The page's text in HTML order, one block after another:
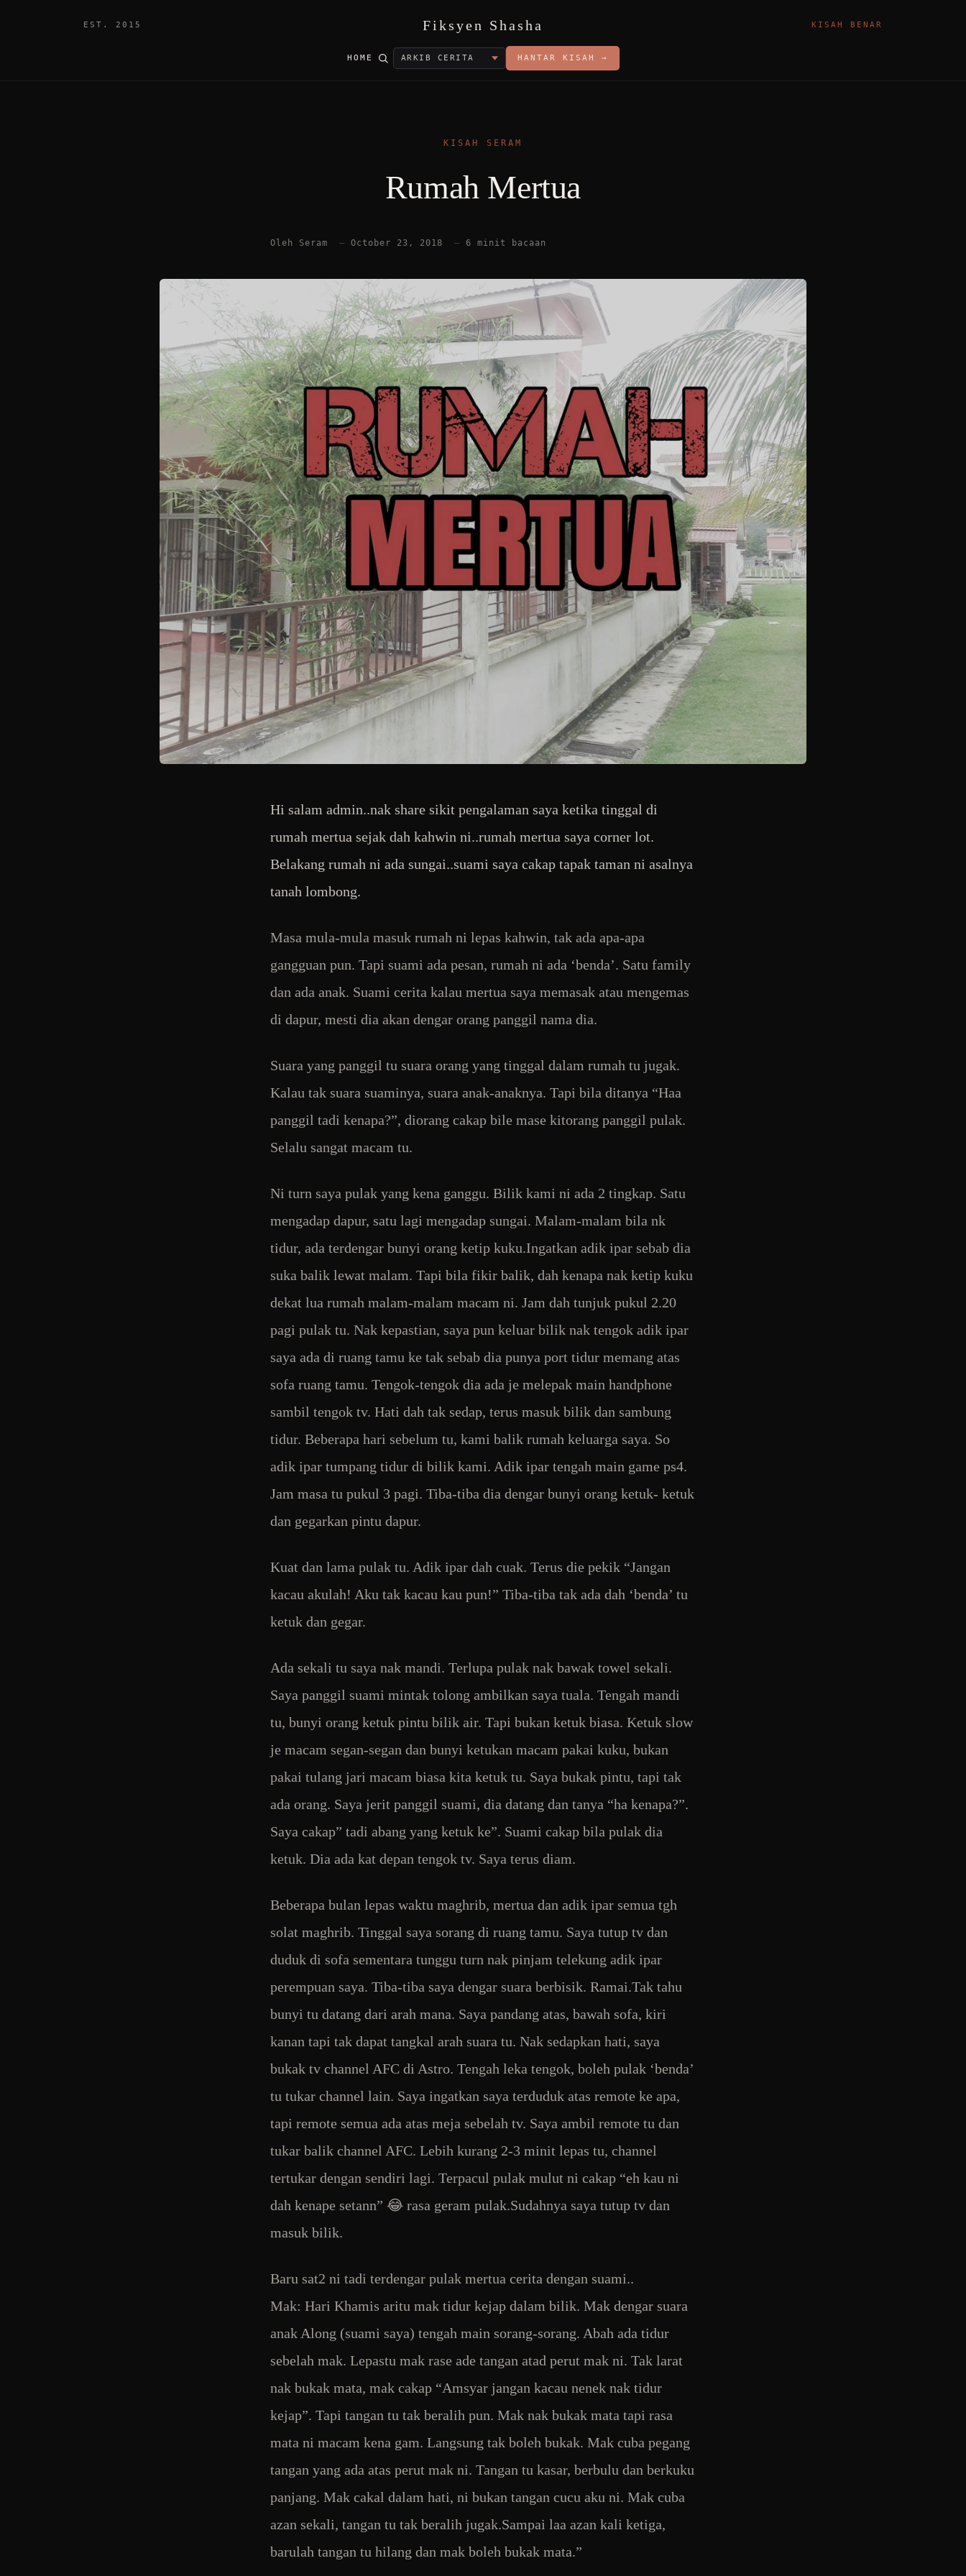
EST. 2015 Fiksyen Shasha KISAH BENAR
HOME HANTAR KISAH →
KISAH SERAM
Rumah Mertua
Oleh Seram — October 23, 2018 — 6 minit bacaan
Hi salam admin..nak share sikit pengalaman saya ketika tinggal di
rumah mertua sejak dah kahwin ni..rumah mertua saya corner lot.
Belakang rumah ni ada sungai..suami saya cakap tapak taman ni asalnya
tanah lombong.
Masa mula-mula masuk rumah ni lepas kahwin, tak ada apa-apa
gangguan pun. Tapi suami ada pesan, rumah ni ada ‘benda’. Satu family
dan ada anak. Suami cerita kalau mertua saya memasak atau mengemas
di dapur, mesti dia akan dengar orang panggil nama dia.
Suara yang panggil tu suara orang yang tinggal dalam rumah tu jugak.
Kalau tak suara suaminya, suara anak-anaknya. Tapi bila ditanya “Haa
panggil tadi kenapa?”, diorang cakap bile mase kitorang panggil pulak.
Selalu sangat macam tu.
Ni turn saya pulak yang kena ganggu. Bilik kami ni ada 2 tingkap. Satu
mengadap dapur, satu lagi mengadap sungai. Malam-malam bila nk
tidur, ada terdengar bunyi orang ketip kuku.Ingatkan adik ipar sebab dia
suka balik lewat malam. Tapi bila fikir balik, dah kenapa nak ketip kuku
dekat lua rumah malam-malam macam ni. Jam dah tunjuk pukul 2.20
pagi pulak tu. Nak kepastian, saya pun keluar bilik nak tengok adik ipar
saya ada di ruang tamu ke tak sebab dia punya port tidur memang atas
sofa ruang tamu. Tengok-tengok dia ada je melepak main handphone
sambil tengok tv. Hati dah tak sedap, terus masuk bilik dan sambung
tidur. Beberapa hari sebelum tu, kami balik rumah keluarga saya. So
adik ipar tumpang tidur di bilik kami. Adik ipar tengah main game ps4.
Jam masa tu pukul 3 pagi. Tiba-tiba dia dengar bunyi orang ketuk- ketuk
dan gegarkan pintu dapur.
Kuat dan lama pulak tu. Adik ipar dah cuak. Terus die pekik “Jangan
kacau akulah! Aku tak kacau kau pun!” Tiba-tiba tak ada dah ‘benda’ tu
ketuk dan gegar.
Ada sekali tu saya nak mandi. Terlupa pulak nak bawak towel sekali.
Saya panggil suami mintak tolong ambilkan saya tuala. Tengah mandi
tu, bunyi orang ketuk pintu bilik air. Tapi bukan ketuk biasa. Ketuk slow
je macam segan-segan dan bunyi ketukan macam pakai kuku, bukan
pakai tulang jari macam biasa kita ketuk tu. Saya bukak pintu, tapi tak
ada orang. Saya jerit panggil suami, dia datang dan tanya “ha kenapa?”.
Saya cakap” tadi abang yang ketuk ke”. Suami cakap bila pulak dia
ketuk. Dia ada kat depan tengok tv. Saya terus diam.
Beberapa bulan lepas waktu maghrib, mertua dan adik ipar semua tgh
solat maghrib. Tinggal saya sorang di ruang tamu. Saya tutup tv dan
duduk di sofa sementara tunggu turn nak pinjam telekung adik ipar
perempuan saya. Tiba-tiba saya dengar suara berbisik. Ramai.Tak tahu
bunyi tu datang dari arah mana. Saya pandang atas, bawah sofa, kiri
kanan tapi tak dapat tangkal arah suara tu. Nak sedapkan hati, saya
bukak tv channel AFC di Astro. Tengah leka tengok, boleh pulak ‘benda’
tu tukar channel lain. Saya ingatkan saya terduduk atas remote ke apa,
tapi remote semua ada atas meja sebelah tv. Saya ambil remote tu dan
tukar balik channel AFC. Lebih kurang 2-3 minit lepas tu, channel
tertukar dengan sendiri lagi. Terpacul pulak mulut ni cakap “eh kau ni
dah kenape setann” 😂 rasa geram pulak.Sudahnya saya tutup tv dan
masuk bilik.
Baru sat2 ni tadi terdengar pulak mertua cerita dengan suami..
Mak: Hari Khamis aritu mak tidur kejap dalam bilik. Mak dengar suara
anak Along (suami saya) tengah main sorang-sorang. Abah ada tidur
sebelah mak. Lepastu mak rase ade tangan atad perut mak ni. Tak larat
nak bukak mata, mak cakap “Amsyar jangan kacau nenek nak tidur
kejap”. Tapi tangan tu tak beralih pun. Mak nak bukak mata tapi rasa
mata ni macam kena gam. Langsung tak boleh bukak. Mak cuba pegang
tangan yang ada atas perut mak ni. Tangan tu kasar, berbulu dan berkuku
panjang. Mak cakal dalam hati, ni bukan tangan cucu aku ni. Mak cuba
azan sekali, tangan tu tak beralih jugak.Sampai laa azan kali ketiga,
barulah tangan tu hilang dan mak boleh bukak mata.”